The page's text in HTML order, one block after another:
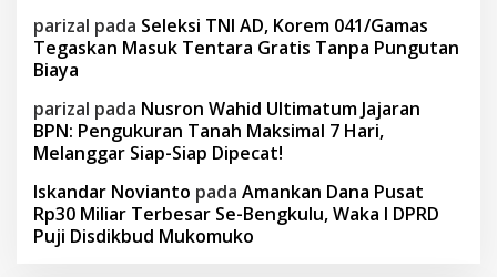
parizal pada Seleksi TNI AD, Korem 041/Gamas
Tegaskan Masuk Tentara Gratis Tanpa Pungutan
Biaya
parizal pada Nusron Wahid Ultimatum Jajaran
BPN: Pengukuran Tanah Maksimal 7 Hari,
Melanggar Siap-Siap Dipecat!
Iskandar Novianto pada Amankan Dana Pusat
Rp30 Miliar Terbesar Se-Bengkulu, Waka I DPRD
Puji Disdikbud Mukomuko